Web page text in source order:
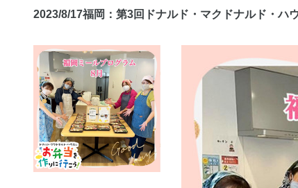
2023/8/17福岡：第3回ドナルド・マクドナルド・ハ